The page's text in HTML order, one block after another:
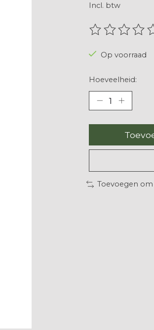
Incl. btw
De
Op voorraad
Hoeveelheid:
Toevoegen